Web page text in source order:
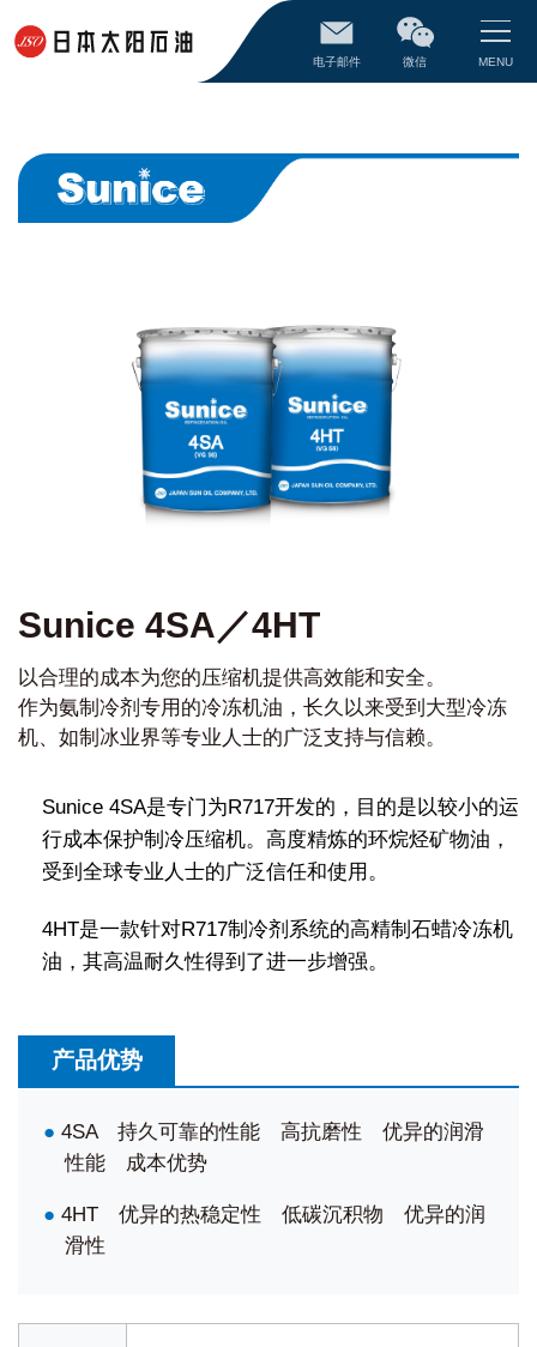
电子邮件 微信 MENU
Sunice 4SA／4HT
以合理的成本为您的压缩机提供高效能和安全。
作为氨制冷剂专用的冷冻机油，长久以来受到大型冷冻
机、如制冰业界等专业人士的广泛支持与信赖。
Sunice 4SA是专门为R717开发的，目的是以较小的运
行成本保护制冷压缩机。高度精炼的环烷烃矿物油，
受到全球专业人士的广泛信任和使用。
4HT是一款针对R717制冷剂系统的高精制石蜡冷冻机
油，其高温耐久性得到了进一步增强。
产品优势
● 4SA 持久可靠的性能 高抗磨性 优异的润滑
性能 成本优势
● 4HT 优异的热稳定性 低碳沉积物 优异的润
滑性